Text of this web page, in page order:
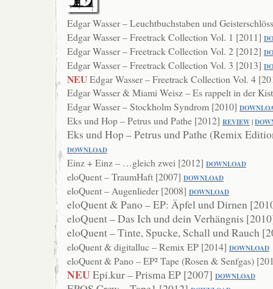
Edgar Wasser – Leuchtbuchstaben und
Edgar Wasser – Freetrack Collection Vol. 1 [2011]
Edgar Wasser – Freetrack Collection Vol. 2 [2012]
Edgar Wasser – Freetrack Collection Vol. 3 [2013]
NEUEdgar Wasser – Freetrack Collection Vol. 4
Edgar Wasser & Miami Weisz – Es rappelt in der
Edgar Wasser – Stockholm Syndrom [2010] DOWNL
Eks und Hop – Petrus und Pathe [2012] REVIEW|
Eks und Hop – Petrus und Pathe (Remix
DOWNLOAD
Einz + Einz – …gleich zwei [2012] DOWNLOAD
eloQuent – TraumHaft [2007] DOWNLOAD
eloQuent – Augenlieder [2008] DOWNLOAD
eloQuent & Pano – EP: Äpfel und Dirnen
eloQuent – Das Ich und dein Verhängnis
eloQuent – Tinte, Spucke, Schall und Rauch
eloQuent & digitalluc – Remix EP [2014] DOWNLOAD
eloQuent & Pano – EP² Tape (Rosen & Senfgas)
NEUEpi.kur – Prisma EP [2007] DOWNLOAD